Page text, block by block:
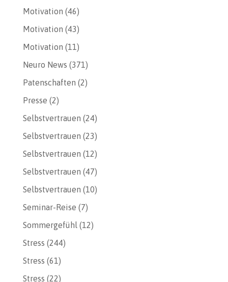
Motivation (46)
Motivation (43)
Motivation (11)
Neuro News (371)
Patenschaften (2)
Presse (2)
Selbstvertrauen (24)
Selbstvertrauen (23)
Selbstvertrauen (12)
Selbstvertrauen (47)
Selbstvertrauen (10)
Seminar-Reise (7)
Sommergefühl (12)
Stress (244)
Stress (61)
Stress (22)